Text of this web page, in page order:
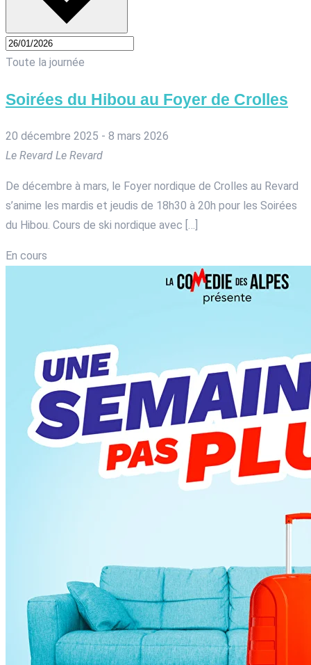
Toute la journée
Soirées du Hibou au Foyer de Crolles
20 décembre 2025 - 8 mars 2026
Le Revard Le Revard
De décembre à mars, le Foyer nordique de Crolles au Revard
s’anime les mardis et jeudis de 18h30 à 20h pour les Soirées
du Hibou. Cours de ski nordique avec […]
En cours